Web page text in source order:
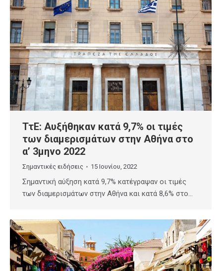
ΤτΕ: Αυξήθηκαν κατά 9,7% οι τιμές
των διαμερισμάτων στην Αθήνα στο
α’ 3μηνο 2022
Σημαντικές ειδήσεις 15 Ιουνίου, 2022
Σημαντική αύξηση κατά 9,7% κατέγραψαν οι τιμές
των διαμερισμάτων στην Αθήνα και κατά 8,6% στο…